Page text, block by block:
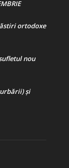
ortodoxe
nou
şi